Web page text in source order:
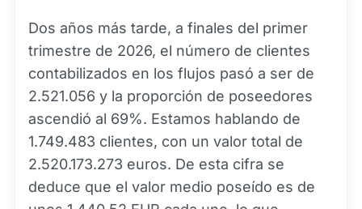
Dos años más tarde, a finales del primer
trimestre de 2026, el número de clientes
contabilizados en los flujos pasó a ser de
2.521.056 y la proporción de poseedores
ascendió al 69%. Estamos hablando de
1.749.483 clientes, con un valor total de
2.520.173.273 euros. De esta cifra se
deduce que el valor medio poseído es de